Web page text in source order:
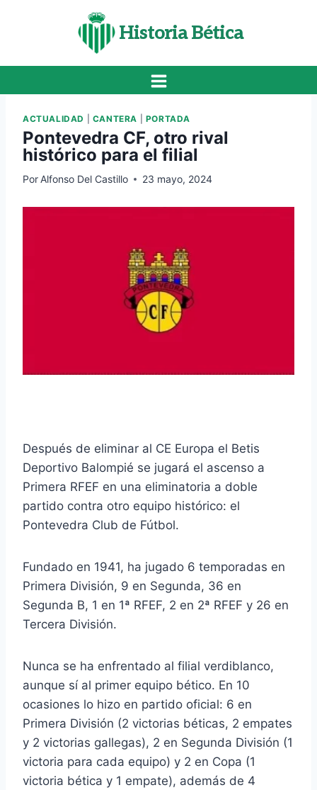
Historia Bética
ACTUALIDAD CANTERA PORTADA
Pontevedra CF, otro rival
histórico para el filial
Por Alfonso Del Castillo 23 mayo, 2024
Después de eliminar al CE Europa el Betis
Deportivo Balompié se jugará el ascenso a
Primera RFEF en una eliminatoria a doble
partido contra otro equipo histórico: el
Pontevedra Club de Fútbol.
Fundado en 1941, ha jugado 6 temporadas en
Primera División, 9 en Segunda, 36 en
Segunda B, 1 en 1ª RFEF, 2 en 2ª RFEF y 26 en
Tercera División.
Nunca se ha enfrentado al filial verdiblanco,
aunque sí al primer equipo bético. En 10
ocasiones lo hizo en partido oficial: 6 en
Primera División (2 victorias béticas, 2 empates
y 2 victorias gallegas), 2 en Segunda División (1
victoria para cada equipo) y 2 en Copa (1
victoria bética y 1 empate), además de 4